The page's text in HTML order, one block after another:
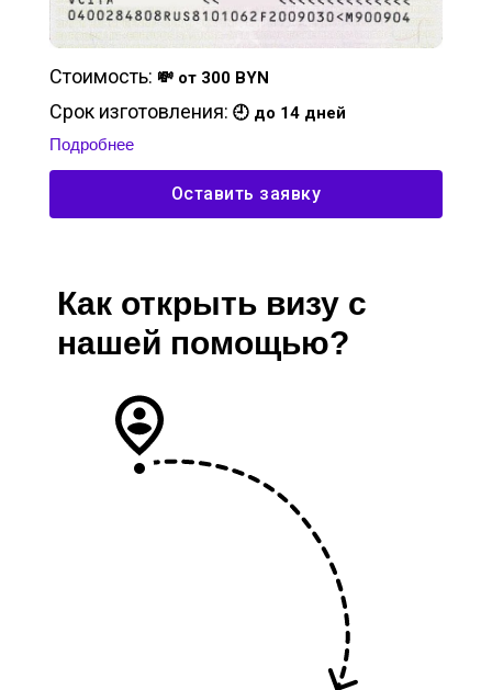
Стоимость: 💸 от 300 BYN
Срок изготовления: 🕘 до 14 дней
Подробнее
Оставить заявку
Как открыть визу с
нашей помощью?